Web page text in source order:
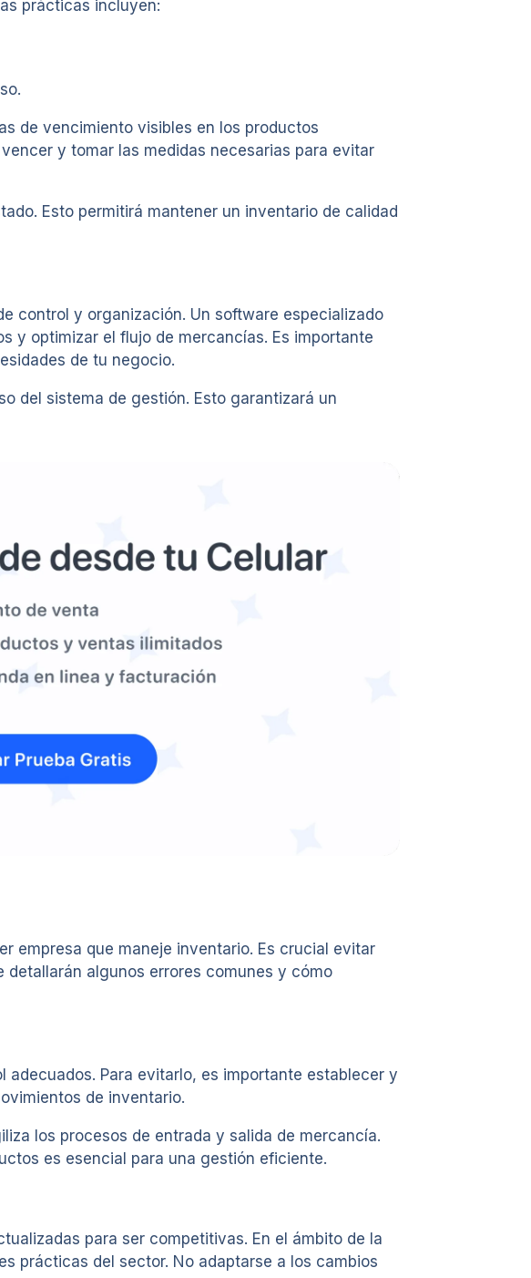
prácticas incluyen:
de vencimiento visibles en los productos
y tomar las medidas necesarias para evitar
Esto permitirá mantener un inventario de calidad
control y organización. Un software especializado
y optimizar el flujo de mercancías. Es importante
de tu negocio.
del sistema de gestión. Esto garantizará un
empresa que maneje inventario. Es crucial evitar
algunos errores comunes y cómo
Para evitarlo, es importante establecer y
de inventario.
los procesos de entrada y salida de mercancía.
es esencial para una gestión eficiente.
para ser competitivas. En el ámbito de la
prácticas del sector. No adaptarse a los cambios